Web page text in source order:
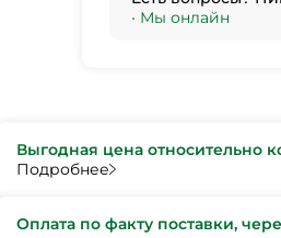
• Мы онлайн
Выгодная цена относительно
Подробнее
Оплата по факту поставки,